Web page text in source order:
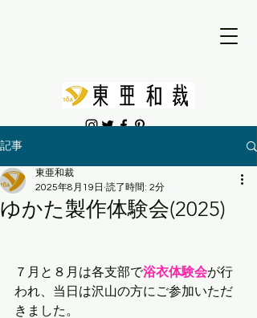
記事
ゆかた製作体験会(2025)
東亜和裁
2025年8月19日 読了時間: 2分
７月と８月は各支部で浴衣体験会が行
われ、当日は沢山の方にご参加いただ
きました。